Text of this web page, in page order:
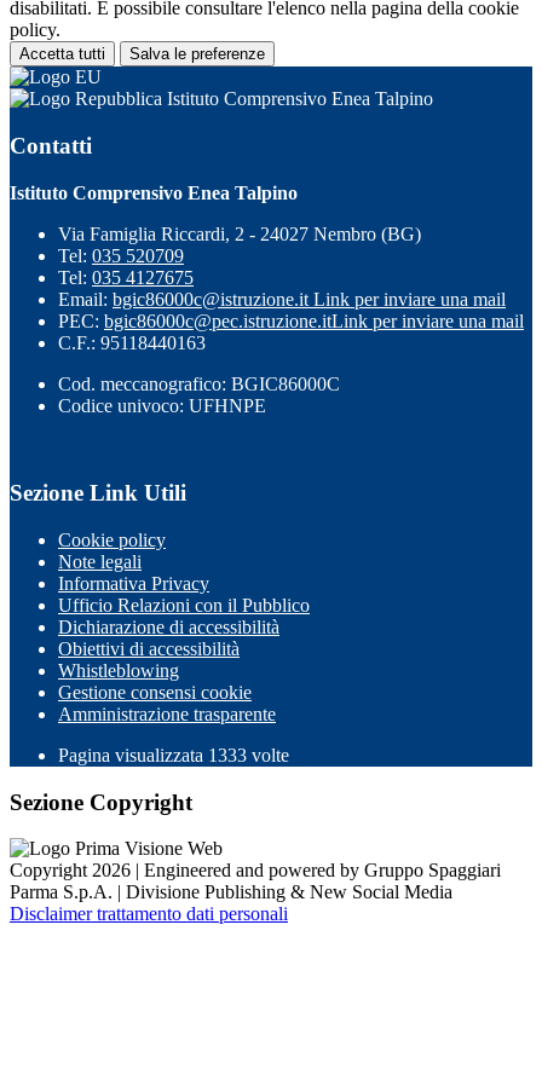
disabilitati. È possibile consultare l'elenco nella pagina della cookie
policy.
Accetta tutti Salva le preferenze
Istituto Comprensivo Enea Talpino
Contatti
Istituto Comprensivo Enea Talpino
Via Famiglia Riccardi, 2 - 24027 Nembro (BG)
Tel: 035 520709
Tel: 035 4127675
Email: bgic86000c@istruzione.it Link per inviare una mail
PEC: bgic86000c@pec.istruzione.itLink per inviare una mail
C.F.: 95118440163
Cod. meccanografico: BGIC86000C
Codice univoco: UFHNPE
Sezione Link Utili
Cookie policy
Note legali
Informativa Privacy
Ufficio Relazioni con il Pubblico
Dichiarazione di accessibilità
Obiettivi di accessibilità
Whistleblowing
Gestione consensi cookie
Amministrazione trasparente
Pagina visualizzata 1333 volte
Sezione Copyright
Copyright 2026 | Engineered and powered by Gruppo Spaggiari
Parma S.p.A. | Divisione Publishing & New Social Media
Disclaimer trattamento dati personali